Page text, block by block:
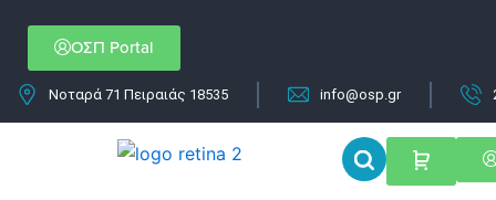
περιεχόμενο
ΟΣΠ Portal
Νοταρά 71 Πειραιάς 18535 info@osp.gr